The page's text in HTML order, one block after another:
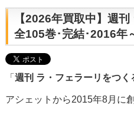
【2026年買取中】週刊
全105巻･完結･2016年
「 週刊 ラ・フェラーリをつく
アシェットから2015年8月に